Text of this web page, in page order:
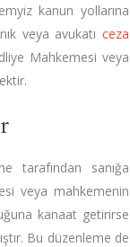
kanun yollarına
veya avukatı ceza
Mahkemesi veya
tarafından sanığa
veya mahkemenin
kanaat getirirse
Bu düzenleme de